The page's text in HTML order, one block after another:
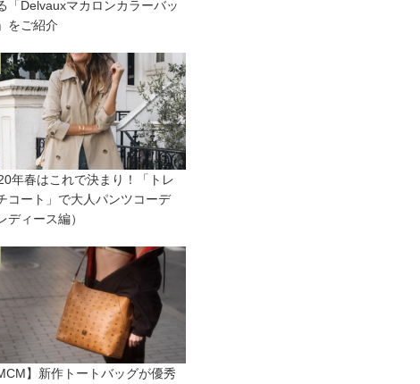
「Delvauxマカロンカラーバッ
をご紹介
年春はこれで決まり！「トレ
コート」で大人パンツコーデ
ディース編）
MCM】新作トートバッグが優秀